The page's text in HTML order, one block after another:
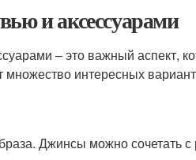
и аксессуарами
– это важный аспект,
множество интересных
Джинсы можно сочетать